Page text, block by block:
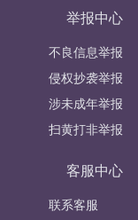
举报中心
不良信息举报
侵权抄袭举报
涉未成年举报
扫黄打非举报
客服中心
联系客服